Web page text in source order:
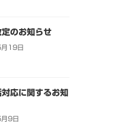
のお知らせ
19日
応に関するお知
9日